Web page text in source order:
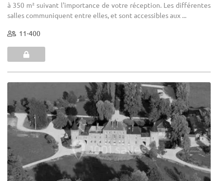
à 350 m² suivant l'importance de votre réception. Les différentes
salles communiquent entre elles, et sont accessibles aux ...
11-400